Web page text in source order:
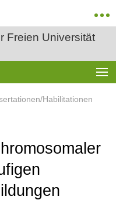
Freien Universität
Habilitationen